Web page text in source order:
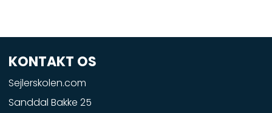
KONTAKT OS
Sejlerskolen.com
Sanddal Bakke 25